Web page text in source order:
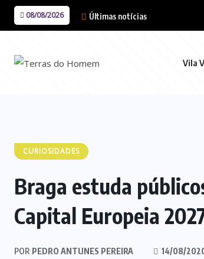
08/08/2026 Últimas notícias
Vila
CURIOSIDADES
Braga estuda
Capital Europeia
POR PEDRO ANTUNES PEREIRA 14/08/